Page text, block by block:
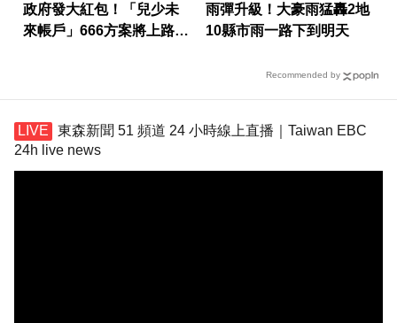
政府發大紅包！「兒少未
來帳戶」666方案將上路
雨彈升級！大豪雨猛轟2地
10縣市雨一路下到明天
Recommended by
東森新聞 51 頻道 24 小時線上直播｜Taiwan EBC
24h live news